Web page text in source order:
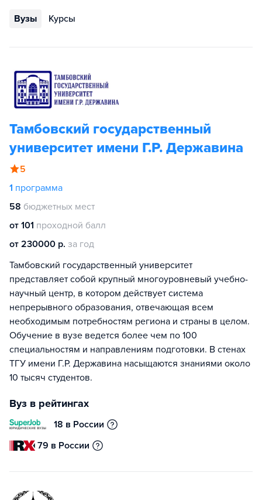
Вузы Курсы
Тамбовский государственный
университет имени Г.Р. Державина
5
1 программа
58 бюджетных мест
от 101 проходной балл
от 230000 р. за год
Тамбовский государственный университет
представляет собой крупный многоуровневый учебно-
научный центр, в котором действует система
непрерывного образования, отвечающая всем
необходимым потребностям региона и страны в целом.
Обучение в вузе ведется более чем по 100
специальностям и направлениям подготовки. В стенах
ТГУ имени Г.Р. Державина насыщаются знаниями около
10 тысяч студентов.
Вуз в рейтингах
18 в России
79 в России